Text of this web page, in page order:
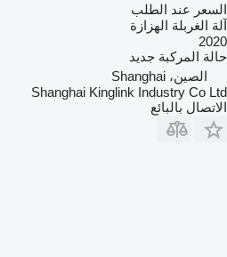
السعر عند الطلب
آلة الغربلة الهزازة
2020
حالة المركبة جديد
الصين، Shanghai
Shanghai Kinglink Industry Co Ltd
الاتصال بالبائع